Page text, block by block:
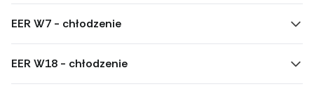
EER W7 - chłodzenie
EER W18 - chłodzenie